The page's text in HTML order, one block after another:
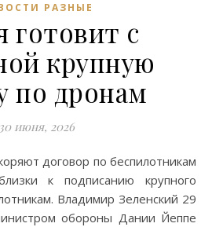
РАЗНЫЕ
готовит с
крупную
по дронам
30 июня, 2026
к подписанию крупного
Владимир Зеленский 29
обороны Дании Йеппе